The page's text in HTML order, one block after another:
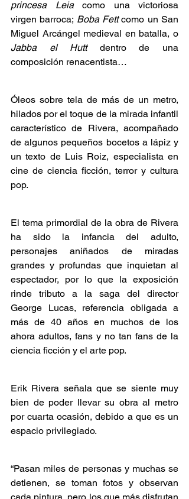
princesa Leia como una victoriosa
virgen barroca; Boba Fett como un San
Jabba el Hutt dentro de una
composición renacentista…
Óleos sobre tela de más de un metro,
hilados por el toque de la mirada infantil
característico de Rivera, acompañado
de algunos pequeños bocetos a lápiz y
un texto de Luis Roiz, especialista en
cine de ciencia ficción, terror y cultura
pop.
El tema primordial de la obra de Rivera
ha sido la infancia del adulto,
personajes aniñados de miradas
grandes y profundas que inquietan al
espectador, por lo que la exposición
rinde tributo a la saga del director
George Lucas, referencia obligada a
más de 40 años en muchos de los
ahora adultos, fans y no tan fans de la
ciencia ficción y el arte pop.
Erik Rivera señala que se siente muy
bien de poder llevar su obra al metro
por cuarta ocasión, debido a que es un
espacio privilegiado.
“Pasan miles de personas y muchas se
detienen, se toman fotos y observan
cada pintura, pero los que más disfrutan